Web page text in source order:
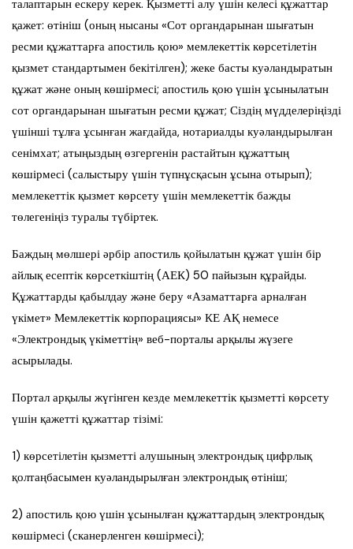
талаптарын ескеру керек. Қызметті алу үшін келесі құжаттар
қажет: өтініш (оның нысаны «Сот органдарынан шығатын
ресми құжаттарға апостиль қою» мемлекеттік көрсетілетін
қызмет стандартымен бекітілген); жеке басты куәландыратын
құжат және оның көшірмесі; апостиль қою үшін ұсынылатын
сот органдарынан шығатын ресми құжат; Сіздің мүдделеріңізді
үшінші тұлға ұсынған жағдайда, нотариалды куәландырылған
сенімхат; атыңыздың өзгергенін растайтын құжаттың
көшірмесі (салыстыру үшін түпнұсқасын ұсына отырып);
мемлекеттік қызмет көрсету үшін мемлекеттік бажды
төлегеніңіз туралы түбіртек.
Баждың мөлшері әрбір апостиль қойылатын құжат үшін бір
айлық есептік көрсеткіштің (АЕК) 50 пайызын құрайды.
Құжаттарды қабылдау және беру «Азаматтарға арналған
үкімет» Мемлекеттік корпорациясы» КЕ АҚ немесе
«Электрондық үкіметтің» веб-порталы арқылы жүзеге
асырылады.
Портал арқылы жүгінген кезде мемлекеттік қызметті көрсету
үшін қажетті құжаттар тізімі:
1) көрсетілетін қызметті алушының электрондық цифрлық
қолтаңбасымен куәландырылған электрондық өтініш;
2) апостиль қою үшін ұсынылған құжаттардың электрондық
көшірмесі (сканерленген көшірмесі);